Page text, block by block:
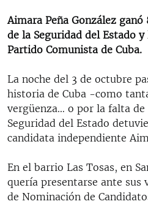
LOS SANTOS DE HIALEAH
DESINFORMACIÓN RUSA EN
LA INVASIÓN DE RUSIA A
Aimara Peña González
de la Seguridad del Estado
Partido Comunista de Cuba.
La noche del 3 de octubre
historia de Cuba -como
vergüenza… o por la falta de
Seguridad del Estado
candidata independiente
En el barrio Las Tosas, en
quería presentarse ante sus
de Nominación de